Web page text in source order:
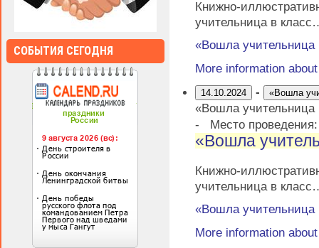
СОБЫТИЯ СЕГОДНЯ
Книжно-
учительница в
«Вошла
More information
14.10.2024 - «Вошла
«Вошла
-
Место
«Вошла
Книжно-
учительница в
«Вошла
More information